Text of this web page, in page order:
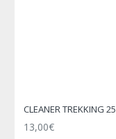
CLEANER TREKKING
13,00€